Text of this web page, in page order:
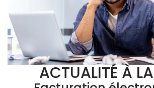
ACTUALITÉ À